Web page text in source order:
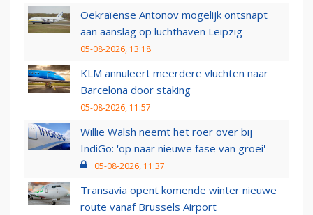
Oekraïense Antonov mogelijk ontsnapt
aan aanslag op luchthaven Leipzig
05-08-2026, 13:18
KLM annuleert meerdere vluchten naar
Barcelona door staking
05-08-2026, 11:57
Willie Walsh neemt het roer over bij
IndiGo: 'op naar nieuwe fase van groei'
05-08-2026, 11:37
Transavia opent komende winter nieuwe
route vanaf Brussels Airport